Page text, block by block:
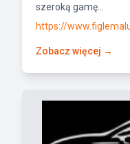
szeroką gamę...
https://
Zobacz więcej →